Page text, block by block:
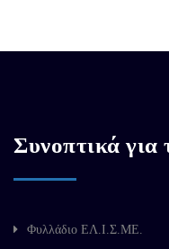
Συνοπτικά για
Φυλλάδιο ΕΛ.Ι.Σ.ΜΕ.